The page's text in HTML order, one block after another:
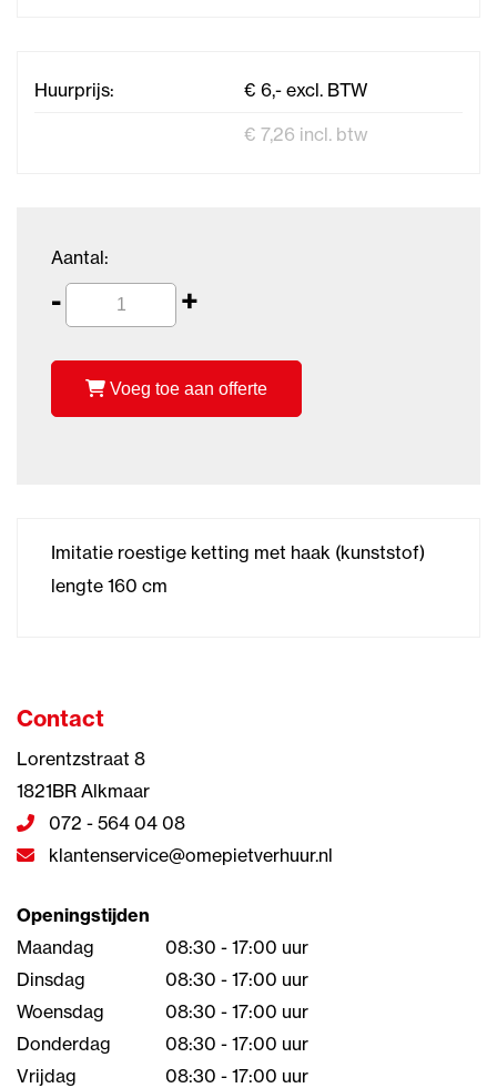
Huurprijs:
€ 6,- excl. BTW
€ 7,26 incl. btw
Aantal:
- +
Voeg toe aan offerte
Imitatie roestige ketting met haak (kunststof)
lengte 160 cm
Contact
Lorentzstraat 8
1821BR Alkmaar
072 - 564 04 08
klantenservice@omepietverhuur.nl
Openingstijden
Maandag
08:30 - 17:00 uur
Dinsdag
08:30 - 17:00 uur
Woensdag
08:30 - 17:00 uur
Donderdag
08:30 - 17:00 uur
Vrijdag
08:30 - 17:00 uur